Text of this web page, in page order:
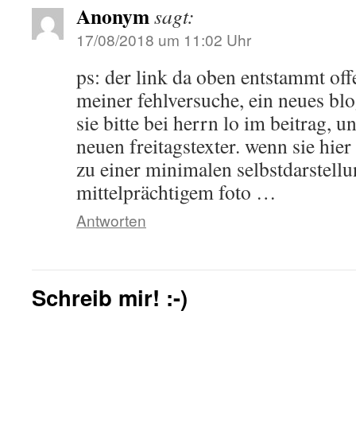
Anonymsagt:
17/08/2018 um 11:02 Uhr
ps: der link da oben entstammt
meiner fehlversuche, ein neues
sie bitte bei herrn lo im beitrag,
neuen freitagstexter. wenn sie
zu einer minimalen
mittelprächtigem foto …
Antworten
Schreib mir! :-)